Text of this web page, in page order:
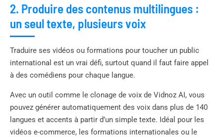
2. Produire des contenus multilingues :
un seul texte, plusieurs voix
Traduire ses vidéos ou formations pour toucher un public
international est un vrai défi, surtout quand il faut faire appel
à des comédiens pour chaque langue.
Avec un outil comme le clonage de voix de Vidnoz AI, vous
pouvez générer automatiquement des voix dans plus de 140
langues et accents à partir d’un simple texte. Idéal pour les
vidéos e-commerce, les formations internationales ou le